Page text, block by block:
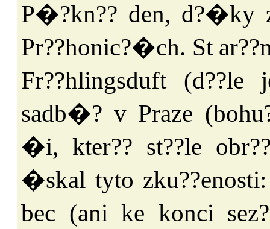
P�?kn?? den, d?�ky
Pr??honic?�ch. St
Fr??hlingsduft
sadb�? v Praze
�i, kter?? st??le
�skal tyto
bec (ani ke konci